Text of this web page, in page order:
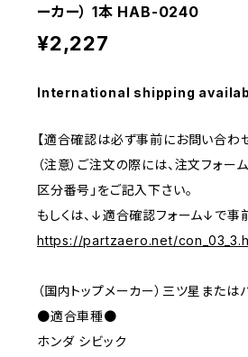
ーカー） 1本 HAB-0240
¥2,227
International shipping
【適合確認は必ず事前にお問い合わせ
（注意）ご注文の際には、注文フォー
区分番号」をご記入下さい。
もしくは、↓適合確認フォーム↓で事
https://partzaero.net/
（国内トップメーカー）三ツ星または
●適合車種●
ホンダ シビック